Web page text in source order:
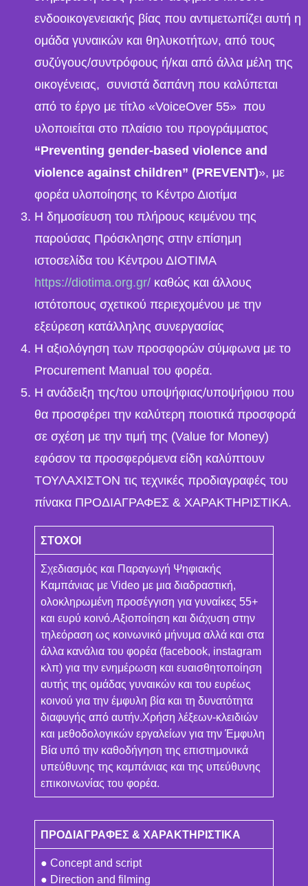
ενδοοικογενειακής βίας που αντιμετωπίζει αυτή η
ομάδα γυναικών και θηλυκοτήτων, από τους
συζύγους/συντρόφους ή/και από άλλα μέλη της
οικογένειας, συνιστά δαπάνη που καλύπεται
από το έργο με τίτλο «VoiceOver 55» που
υλοποιείται στο πλαίσιο του προγράμματος
“Preventing gender-based violence and
violence against children” (PREVENT)», με
φορέα υλοποίησης το Κέντρο Διοτίμα
Η δημοσίευση του πλήρους κειμένου της
παρούσας Πρόσκλησης στην επίσημη
ιστοσελίδα του Κέντρου ΔΙΟΤΙΜΑ
https://diotima.org.gr/ καθώς και άλλους
ιστότοπους σχετικού περιεχομένου με την
εξεύρεση κατάλληλης συνεργασίας
Η αξιολόγηση των προσφορών σύμφωνα με το
Procurement Manual του φορέα.
Η ανάδειξη της/του υποψήφιας/υποψήφιου που
θα προσφέρει την καλύτερη ποιοτικά προσφορά
σε σχέση με την τιμή της (Value for Money)
εφόσον τα προσφερόμενα είδη καλύπτουν
ΤΟΥΛΑΧΙΣΤΟΝ τις τεχνικές προδιαγραφές του
πίνακα ΠΡΟΔΙΑΓΡΑΦΕΣ & ΧΑΡΑΚΤΗΡΙΣΤΙΚΑ.
ΣΤΟΧΟΙ
Σχεδιασμός και Παραγωγή Ψηφιακής
Καμπάνιας με Video με μια διαδραστική,
ολοκληρωμένη προσέγγιση για γυναίκες 55+
και ευρύ κοινό.Αξιοποίηση και διάχυση στην
τηλεόραση ως κοινωνικό μήνυμα αλλά και στα
άλλα κανάλια του φορέα (facebook, instagram
κλπ) για την ενημέρωση και ευαισθητοποίηση
αυτής της ομάδας γυναικών και του ευρέως
κοινού για την έμφυλη βία και τη δυνατότητα
διαφυγής από αυτήν.Χρήση λέξεων-κλειδιών
και μεθοδολογικών εργαλείων για την Έμφυλη
Βία υπό την καθοδήγηση της επιστημονικά
υπεύθυνης της καμπάνιας και της υπεύθυνης
επικοινωνίας του φορέα.
ΠΡΟΔΙΑΓΡΑΦΕΣ & ΧΑΡΑΚΤΗΡΙΣΤΙΚΑ
● Concept and script
● Direction and filming